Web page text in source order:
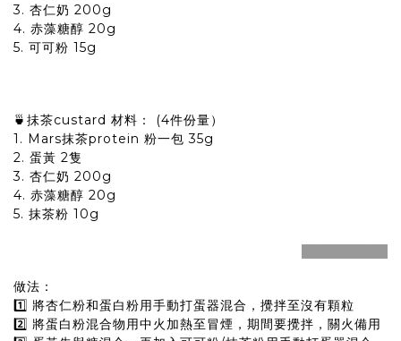
3. 杏仁奶 200g
4. 赤藻糖醇 20g
5. 可可粉 15g
🍵抺茶custard 材料： (4件份量）
1. Mars抹茶protein 粉一包 35g
2. 蛋黃 2隻
3. 杏仁奶 200g
4. 赤藻糖醇 20g
5. 抹茶粉 10g
prev next
做法：
1️⃣ 將杏仁粉和蛋白粉用手動打蛋器混合，攪拌至沒有顆粒
2️⃣ 將蛋白粉混合物用中火加熱至冒煙，期間要攪拌，關火備用